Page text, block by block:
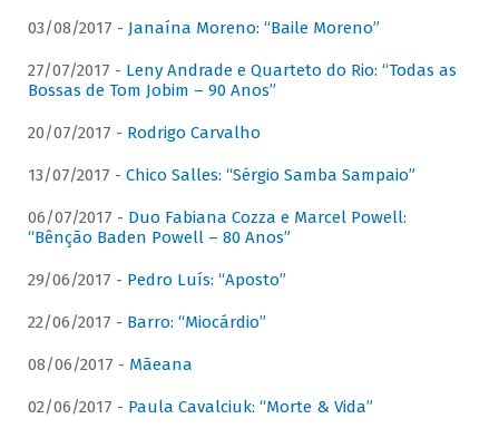
03/08/2017 - Janaína Moreno: “Baile Moreno”
27/07/2017 - Leny Andrade e Quarteto do Rio: “Todas as
Bossas de Tom Jobim – 90 Anos”
20/07/2017 - Rodrigo Carvalho
13/07/2017 - Chico Salles: “Sérgio Samba Sampaio”
06/07/2017 - Duo Fabiana Cozza e Marcel Powell:
“Bênção Baden Powell – 80 Anos”
29/06/2017 - Pedro Luís: “Aposto”
22/06/2017 - Barro: “Miocárdio”
08/06/2017 - Mãeana
02/06/2017 - Paula Cavalciuk: “Morte & Vida”